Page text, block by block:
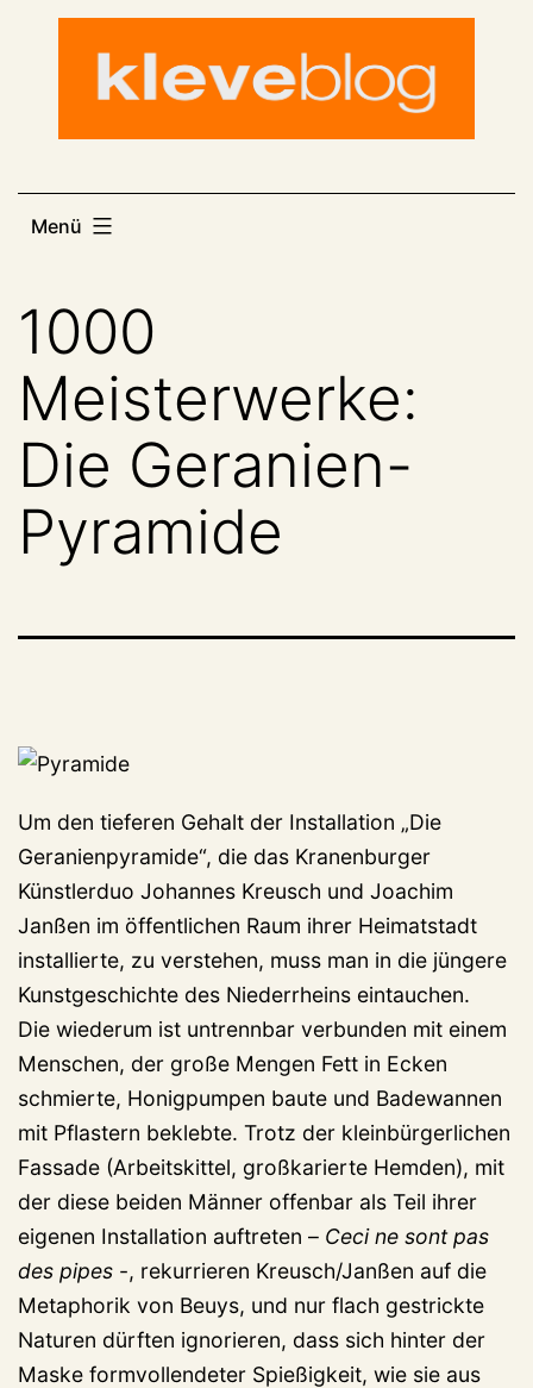
Menü
1000
Meisterwerke:
Die Geranien-
Pyramide
Um den tieferen Gehalt der Installation „Die
Geranienpyramide“, die das Kranenburger
Künstlerduo Johannes Kreusch und Joachim
Janßen im öffentlichen Raum ihrer Heimatstadt
installierte, zu verstehen, muss man in die jüngere
Kunstgeschichte des Niederrheins eintauchen.
Die wiederum ist untrennbar verbunden mit einem
Menschen, der große Mengen Fett in Ecken
schmierte, Honigpumpen baute und Badewannen
mit Pflastern beklebte. Trotz der kleinbürgerlichen
Fassade (Arbeitskittel, großkarierte Hemden), mit
der diese beiden Männer offenbar als Teil ihrer
eigenen Installation auftreten – Ceci ne sont pas
des pipes -, rekurrieren Kreusch/Janßen auf die
Metaphorik von Beuys, und nur flach gestrickte
Naturen dürften ignorieren, dass sich hinter der
Maske formvollendeter Spießigkeit, wie sie aus